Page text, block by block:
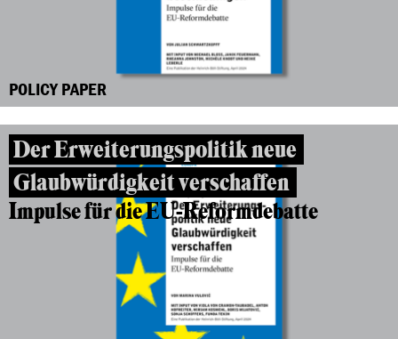
POLICY PAPER
Der Erweiterungspolitik neue
Glaubwürdigkeit verschaffen
Impulse für die EU-Reformdebatte